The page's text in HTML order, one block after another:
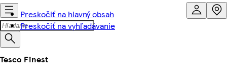
Preskočiť na hlavný obsah
Preskočiť na vyhľadávanie
Tesco Finest